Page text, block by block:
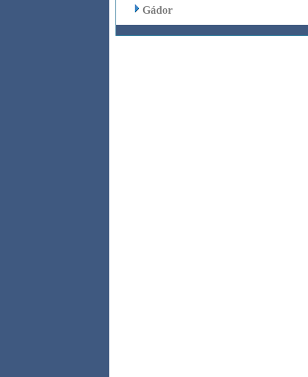
Gádor